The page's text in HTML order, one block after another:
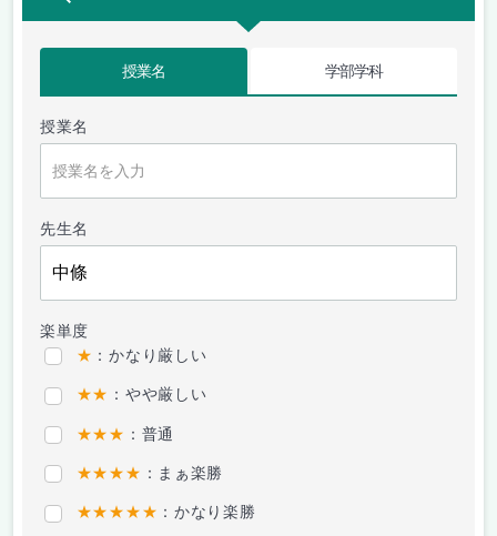
授業名 学部学科
授業名
先生名
楽単度
★ ：かなり厳しい
★★ ：やや厳しい
★★★ ：普通
★★★★ ：まぁ楽勝
★★★★★ ：かなり楽勝